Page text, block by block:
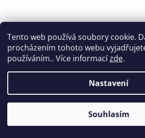
Tento web používá soubory cookie.
procházením tohoto webu
používáním.. Více informacízde.
Nastavení
Souhlasím